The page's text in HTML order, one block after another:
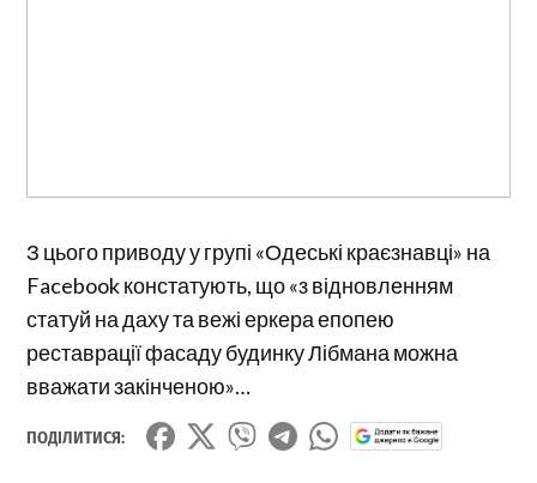
З цього приводу у групі «Одеські краєзнавці» на
Facebook констатують, що «з відновленням
статуй на даху та вежі еркера епопею
реставрації фасаду будинку Лібмана можна
вважати закінченою»…
ПОДІЛИТИСЯ: